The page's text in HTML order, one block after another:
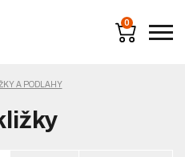
0
A PODLAHY